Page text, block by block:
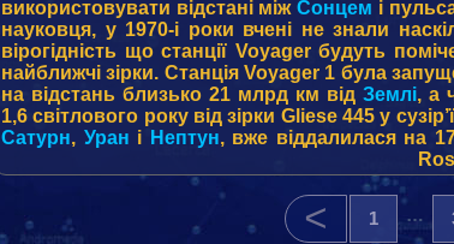
використовувати відстані міжСонцем і
науковця, у 1970-і роки вчені не знали
вірогідність що станції Voyager будуть
найближчі зірки. Станція Voyager 1 була
на відстань близько 21 млрд км відЗемлі, а
1,6 світлового року від зірки Gliese 445 у
Сатурн, Уран і Нептун, вже віддалилася на
< 1 …